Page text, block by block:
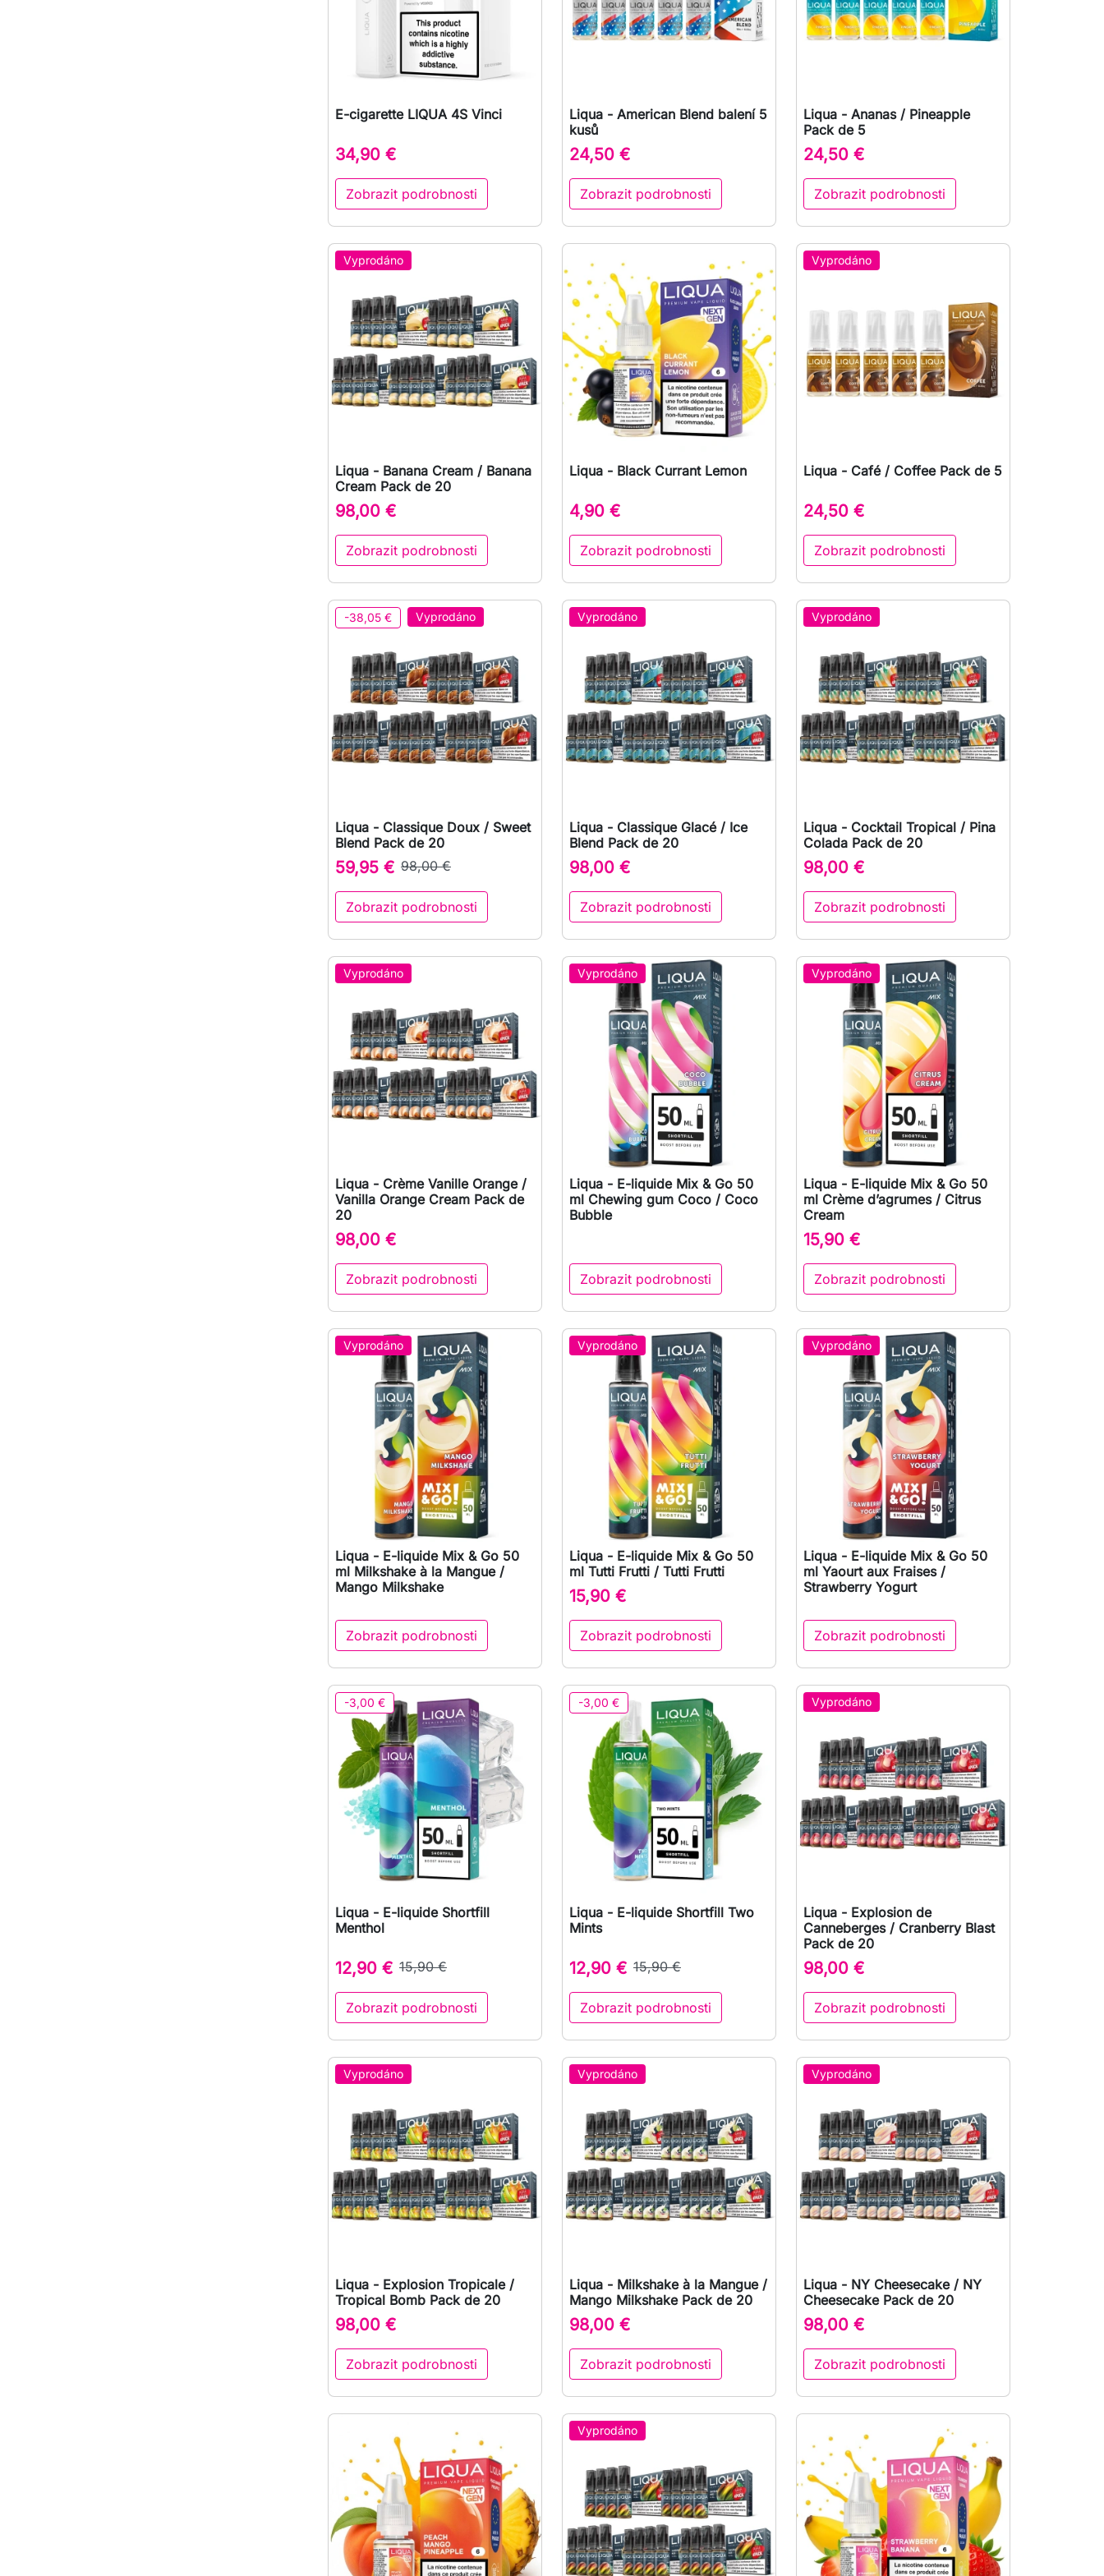
 Rychlý náhled
E-cigarette LIQUA 4S Vinci
34,90 €
Zobrazit podrobnosti
 Rychlý náhled
Liqua - American Blend balení 5
kusů
24,50 €
Zobrazit podrobnosti
 Rychlý náhled
Liqua - Ananas / Pineapple
Pack de 5
24,50 €
Zobrazit podrobnosti
Vyprodáno
 Rychlý náhled
Liqua - Banana Cream / Banana
Cream Pack de 20
98,00 €
Zobrazit podrobnosti
 Rychlý náhled
Liqua - Black Currant Lemon
4,90 €
Zobrazit podrobnosti
Vyprodáno
 Rychlý náhled
Liqua - Café / Coffee Pack de 5
24,50 €
Zobrazit podrobnosti
-38,05 € Vyprodáno
 Rychlý náhled
Liqua - Classique Doux / Sweet
Blend Pack de 20
59,95 € 98,00 €
Zobrazit podrobnosti
Vyprodáno
 Rychlý náhled
Liqua - Classique Glacé / Ice
Blend Pack de 20
98,00 €
Zobrazit podrobnosti
Vyprodáno
 Rychlý náhled
Liqua - Cocktail Tropical / Pina
Colada Pack de 20
98,00 €
Zobrazit podrobnosti
Vyprodáno
 Rychlý náhled
Liqua - Crème Vanille Orange /
Vanilla Orange Cream Pack de
20
98,00 €
Zobrazit podrobnosti
Vyprodáno
 Rychlý náhled
Liqua - E-liquide Mix & Go 50
ml Chewing gum Coco / Coco
Bubble
Zobrazit podrobnosti
Vyprodáno
 Rychlý náhled
Liqua - E-liquide Mix & Go 50
ml Crème d’agrumes / Citrus
Cream
15,90 €
Zobrazit podrobnosti
Vyprodáno
 Rychlý náhled
Liqua - E-liquide Mix & Go 50
ml Milkshake à la Mangue /
Mango Milkshake
Zobrazit podrobnosti
Vyprodáno
 Rychlý náhled
Liqua - E-liquide Mix & Go 50
ml Tutti Frutti / Tutti Frutti
15,90 €
Zobrazit podrobnosti
Vyprodáno
 Rychlý náhled
Liqua - E-liquide Mix & Go 50
ml Yaourt aux Fraises /
Strawberry Yogurt
Zobrazit podrobnosti
-3,00 €
 Rychlý náhled
Liqua - E-liquide Shortfill
Menthol
12,90 € 15,90 €
Zobrazit podrobnosti
-3,00 €
 Rychlý náhled
Liqua - E-liquide Shortfill Two
Mints
12,90 € 15,90 €
Zobrazit podrobnosti
Vyprodáno
 Rychlý náhled
Liqua - Explosion de
Canneberges / Cranberry Blast
Pack de 20
98,00 €
Zobrazit podrobnosti
Vyprodáno
 Rychlý náhled
Liqua - Explosion Tropicale /
Tropical Bomb Pack de 20
98,00 €
Zobrazit podrobnosti
Vyprodáno
 Rychlý náhled
Liqua - Milkshake à la Mangue /
Mango Milkshake Pack de 20
98,00 €
Zobrazit podrobnosti
Vyprodáno
 Rychlý náhled
Liqua - NY Cheesecake / NY
Cheesecake Pack de 20
98,00 €
Zobrazit podrobnosti
Vyprodáno